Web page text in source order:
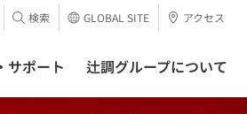
サポート 辻調グループについて
検索 GLOBAL SITE アクセス